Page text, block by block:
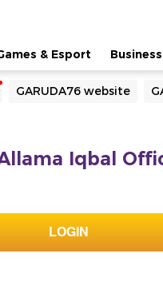
& Esport
GARUDA76 website
Allama Iqbal
LOGIN